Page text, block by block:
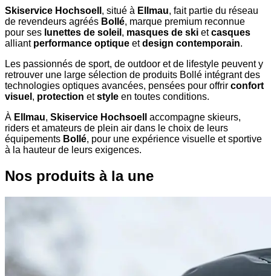
Skiservice Hochsoell , situé à Ellmau, fait partie du réseau
de revendeurs agréés Bollé, marque premium reconnue
pour ses lunettes de soleil , masques de ski etcasques
alliant performance optique etdesign contemporain.
Les passionnés de sport, de outdoor et de lifestyle peuvent y
retrouver une large sélection de produits Bollé intégrant des
technologies optiques avancées, pensées pour offrir confort
visuel , protection etstyle en toutes conditions.
À Ellmau, Skiservice Hochsoell
accompagne skieurs,
riders et amateurs de plein air dans le choix de leurs
équipements Bollé, pour une expérience visuelle et sportive
à la hauteur de leurs exigences.
Nos produits à la une